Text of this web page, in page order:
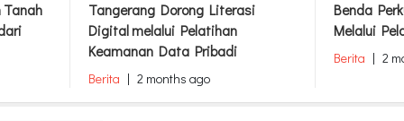
Tanah
Tangerang Dorong Literasi
Digital melalui Pelatihan
Keamanan Data Pribadi
Berita | 2 months ago
Benda
Melalui
Berita | 2